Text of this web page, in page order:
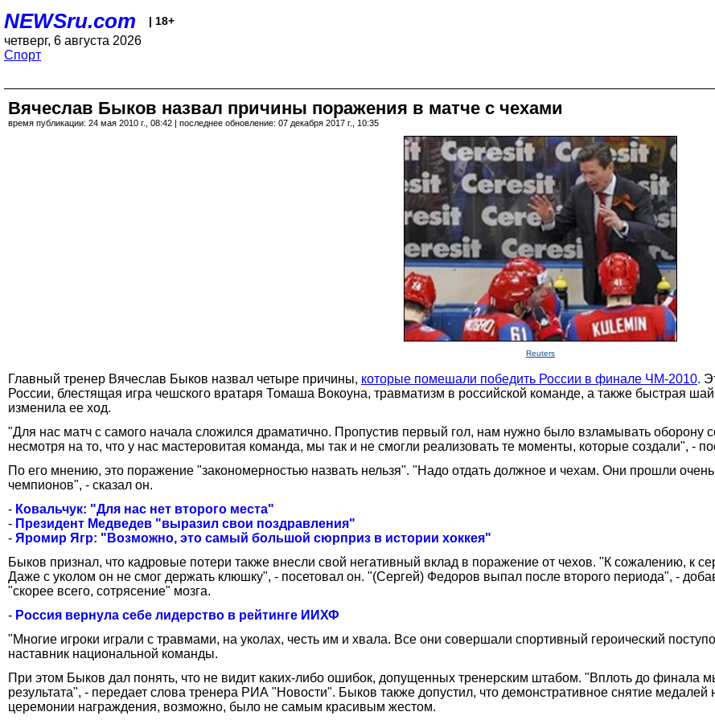
NEWSru.com | 18+
четверг, 6 августа 2026
Спорт
Вячеслав Быков назвал причины поражения в матче с чехами
время публикации: 24 мая 2010 г., 08:42 | последнее обновление: 07 декабря 2017 г., 10:35
Reuters
Главный тренер Вячеслав Быков назвал четыре причины, которые помешали победить России в финале ЧМ-2010.
России, блестящая игра чешского вратаря Томаша Вокоуна, травматизм в российской команде, а также быстрая
изменила ее ход.
"Для нас матч с самого начала сложился драматично. Пропустив первый гол, нам нужно было взламывать оборону
несмотря на то, что у нас мастеровитая команда, мы так и не смогли реализовать те моменты, которые создали", -
По его мнению, это поражение "закономерностью назвать нельзя". "Надо отдать должное и чехам. Они прошли
чемпионов", - сказал он.
- Ковальчук: "Для нас нет второго места"
- Президент Медведев "выразил свои поздравления"
- Яромир Ягр: "Возможно, это самый большой сюрприз в истории хоккея"
Быков признал, что кадровые потери также внесли свой негативный вклад в поражение от чехов. "К сожалению, к
Даже с уколом он не смог держать клюшку", - посетовал он. "(Сергей) Федоров выпал после второго периода", -
"скорее всего, сотрясение" мозга.
- Россия вернула себе лидерство в рейтинге ИИХФ
"Многие игроки играли с травмами, на уколах, честь им и хвала. Все они совершали спортивный героический
наставник национальной команды.
При этом Быков дал понять, что не видит каких-либо ошибок, допущенных тренерским штабом. "Вплоть до финала
результата", - передает слова тренера РИА "Новости". Быков также допустил, что демонстративное снятие
церемонии награждения, возможно, было не самым красивым жестом.